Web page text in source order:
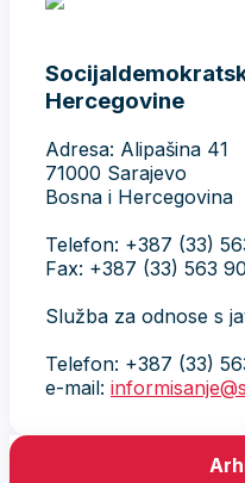
Hercegovine
Adresa: Alipašina 41
71000 Sarajevo
Bosna i Hercegovina
Telefon: +387 (33)
Fax: +387 (33) 563
Služba za odnose s
Telefon: +387 (33)
e-mail: